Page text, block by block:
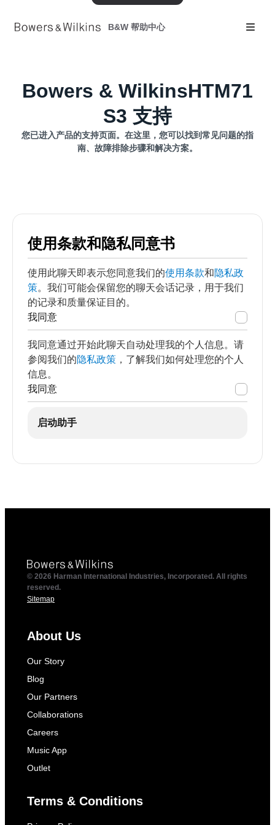
B&W 帮助中心
Bowers & WilkinsHTM71
S3 支持
您已进入产品的支持页面。在这里，您可以找到常见问题的指
南、故障排除步骤和解决方案。
使用条款和隐私同意书
使用此聊天即表示您同意我们的使用条款和隐私政
策。我们可能会保留您的聊天会话记录，用于我们
的记录和质量保证目的。
我同意
我同意通过开始此聊天自动处理我的个人信息。请
参阅我们的隐私政策 ，了解我们如何处理您的个人
信息。
我同意
启动助手
© 2026 Harman International Industries, Incorporated. All rights
reserved.
Sitemap
About Us
Our Story
Blog
Our Partners
Collaborations
Careers
Music App
Outlet
Terms & Conditions